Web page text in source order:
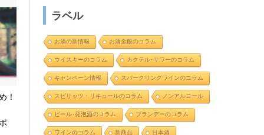
！
ラベル
お酒の新情報 お酒全般のコラム
ウイスキーのコラム カクテル･サワーのコラム
キャンペーン情報 スパークリングワインのコラム
スピリッツ・リキュールのコラム ノンアルコール
ビール･発泡酒のコラム ブランデーのコラム
ワインのコラム 新商品 日本酒